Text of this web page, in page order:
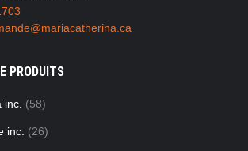
PRODUITS
(58)
inc. (26)